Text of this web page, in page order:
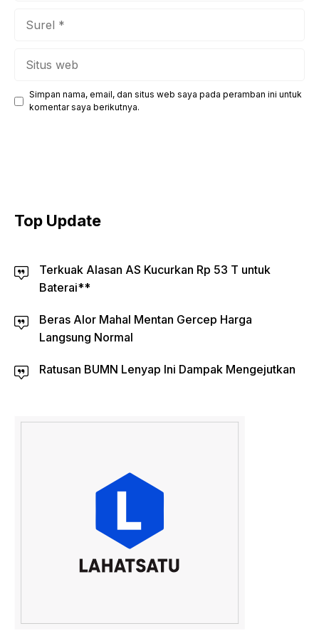
Simpan nama, email, dan situs web saya pada peramban ini untuk
komentar saya berikutnya.
Top Update
Terkuak Alasan AS Kucurkan Rp 53 T untuk
Baterai**
Beras Alor Mahal Mentan Gercep Harga
Langsung Normal
Ratusan BUMN Lenyap Ini Dampak Mengejutkan